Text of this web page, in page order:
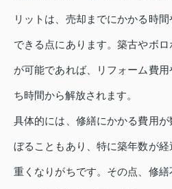
リットは、売却までにかかる時
できる点にあります。築古やボ
が可能であれば、リフォーム費
ち時間から解放されます。
具体的には、修繕にかかる費用
ぼることもあり、特に築年数が
重くなりがちです。その点、修